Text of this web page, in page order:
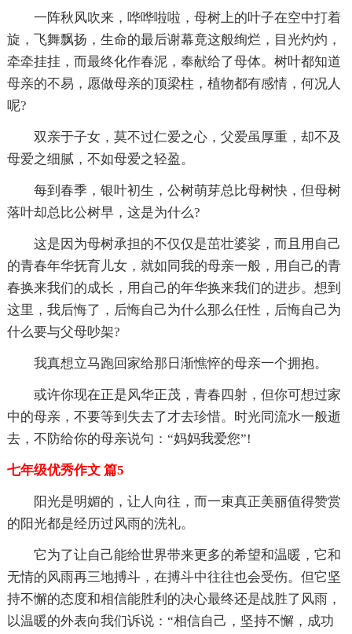
一阵秋风吹来，哗哗啦啦，母树上的叶子在空中打着
旋，飞舞飘扬，生命的最后谢幕竟这般绚烂，目光灼灼，
牵牵挂挂，而最终化作春泥，奉献给了母体。树叶都知道
母亲的不易，愿做母亲的顶梁柱，植物都有感情，何况人
呢?
双亲于子女，莫不过仁爱之心，父爱虽厚重，却不及
母爱之细腻，不如母爱之轻盈。
每到春季，银叶初生，公树萌芽总比母树快，但母树
落叶却总比公树早，这是为什么?
这是因为母树承担的不仅仅是茁壮婆娑，而且用自己
的青春年华抚育儿女，就如同我的母亲一般，用自己的青
春换来我们的成长，用自己的年华换来我们的进步。想到
这里，我后悔了，后悔自己为什么那么任性，后悔自己为
什么要与父母吵架?
我真想立马跑回家给那日渐憔悴的母亲一个拥抱。
或许你现在正是风华正茂，青春四射，但你可想过家
中的母亲，不要等到失去了才去珍惜。时光同流水一般逝
去，不防给你的母亲说句：“妈妈我爱您”!
七年级优秀作文 篇5
阳光是明媚的，让人向往，而一束真正美丽值得赞赏
的阳光都是经历过风雨的洗礼。
它为了让自己能给世界带来更多的希望和温暖，它和
无情的风雨再三地搏斗，在搏斗中往往也会受伤。但它坚
持不懈的态度和相信能胜利的决心最终还是战胜了风雨，
以温暖的外表向我们诉说：“相信自己，坚持不懈，成功